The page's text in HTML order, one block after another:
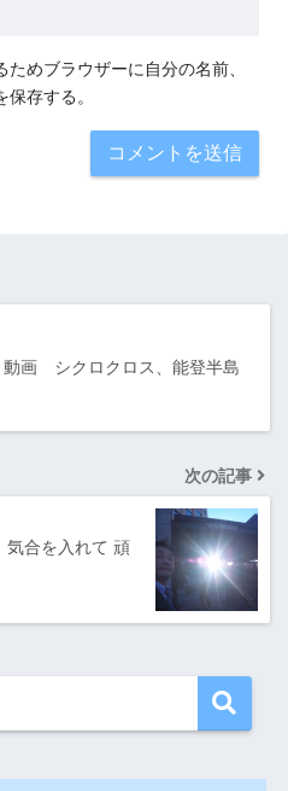
めブラウザーに自分の名前、
存する。
画 シクロクロス、能登半島
次の記事
合を入れて 頑